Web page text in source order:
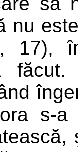
nu
17),
s-a